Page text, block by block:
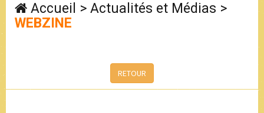
Accueil > Actualités et Médias >
WEBZINE
RETOUR